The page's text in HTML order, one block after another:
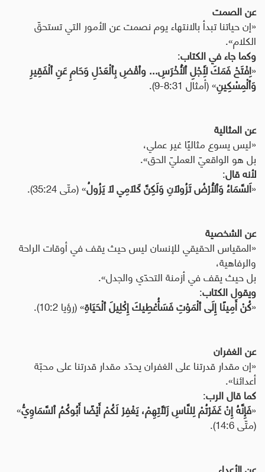
عن الصمت
«إن حياتنا تبدأ بالانتهاء يوم نصمت عن الأمور التي تستحقّ
الكلام».
وكما جاء في الكتاب:
«اِفْتَحْ فَمَكَ لِأَجْلِ ٱلْأَخْرَسِ... وٱقْضِ بِٱلْعَدْلِ وَحَامِ عَنِ ٱلْفَقِيرِ
وَٱلْمِسْكِينِ» (أمثال 8:31-9).
عن المثالية
«ليس يسوع مثاليًا غير عملي،
بل هو الواقعيّ العمليّ الحق».
لأنه قال:
«اَلسَّمَاءُ وَٱلْأَرْضُ تَزُولَانِ وَلَكِنَّ كَلَامِي لَا يَزُولُ» (متّى 35:24).
عن الشخصية
«المقياس الحقيقي للإنسان ليس حيث يقف في أوقات الراحة
والرفاهية،
بل حيث يقف في أزمنة التحدّي والجدل».
ويقول الكتاب:
«كُنْ أَمِينًا إِلَى ٱلْمَوْتِ فَسَأُعْطِيكَ إِكْلِيلَ ٱلْحَيَاةِ» (رؤيا 10:2).
عن الغفران
«إن مقدار قدرتنا على الغفران يحدّد مقدار قدرتنا على محبّة
أعدائنا».
كما قال الرب:
«فَإِنَّهُ إِنْ غَفَرْتُمْ لِلنَّاسِ زَلَّاتِهِمْ، يَغْفِرْ لَكُمْ أَيْضًا أَبُوكُمُ ٱلسَّمَاوِيُّ»
(متّى 14:6).